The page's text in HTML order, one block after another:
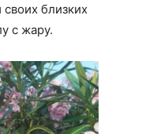
близких
с жару.